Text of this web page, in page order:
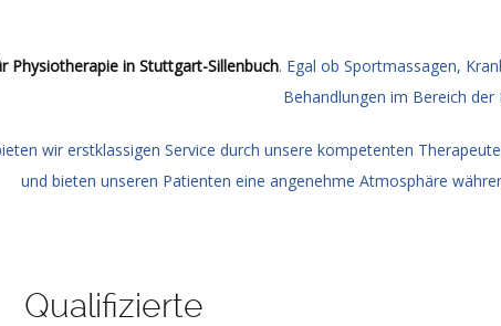
Physiotherapie in Stuttgart-Sillenbuch. Egal ob Sportmassagen,
Behandlungen im Bereich der
wir erstklassigen Service durch unsere kompetenten
und bieten unseren Patienten eine angenehme Atmosphäre
Qualifizierte